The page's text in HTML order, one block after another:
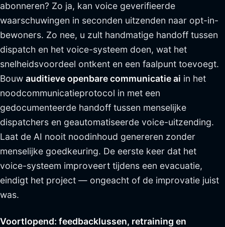
abonneren? Zo ja, kan voice geverifieerde
waarschuwingen in seconden uitzenden naar opt-in-
bewoners. Zo nee, u zult handmatige handoff tussen
dispatch en het voice-systeem doen, wat het
snelheidsvoordeel ontkent en een faalpunt toevoegt.
Bouw auditieve openbare communicatie ai in het
noodcommunicatieprotocol in met een
gedocumenteerde handoff tussen menselijke
dispatchers en geautomatiseerde voice-uitzending.
Laat de AI nooit noodinhoud genereren zonder
menselijke goedkeuring. De eerste keer dat het
voice-systeem improveert tijdens een evacuatie,
eindigt het project — ongeacht of de improvatie juist
was.
Voortlopend: feedbacklussen, retraining en